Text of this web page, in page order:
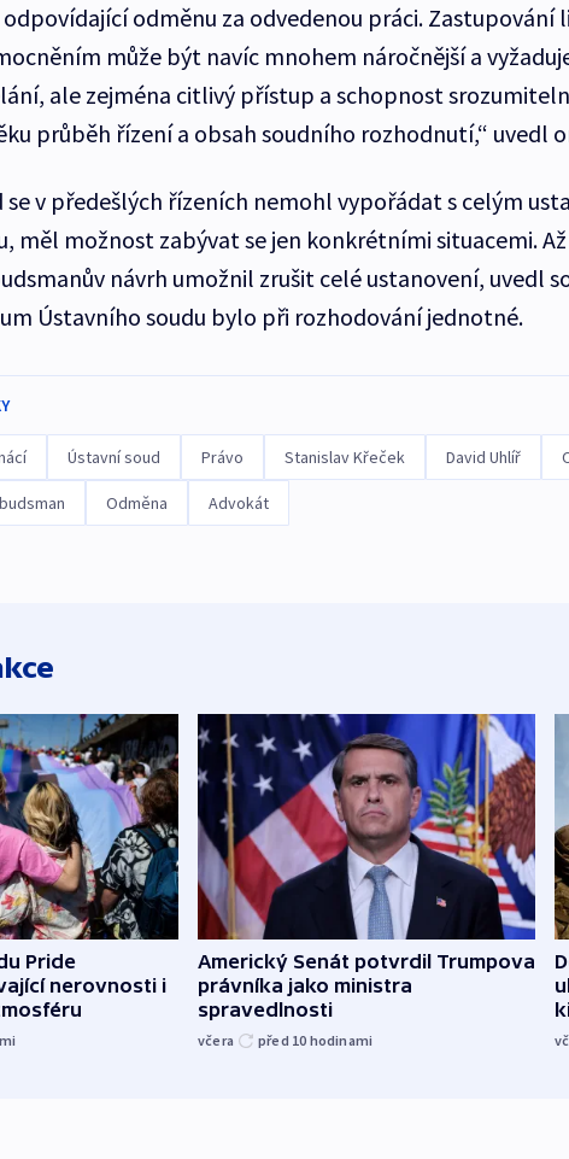
odměnu za odvedenou práci. Zastupování
může být navíc mnohem náročnější a
ale zejména citlivý přístup a schopnost
průběh řízení a obsah soudního rozhodnutí,“ uvedl
se v předešlých řízeních nemohl vypořádat s celým
měl možnost zabývat se jen konkrétními situacemi. Až
návrh umožnil zrušit celé ustanovení, uvedl
Ústavního soudu bylo při rozhodování jednotné.
Ústavní soud Právo Stanislav Křeček David Uhlíř
Odměna Advokát
Pride
nerovnosti i
Americký Senát potvrdil Trumpova
právníka jako ministra
spravedlnosti
včera před 10 hodinami